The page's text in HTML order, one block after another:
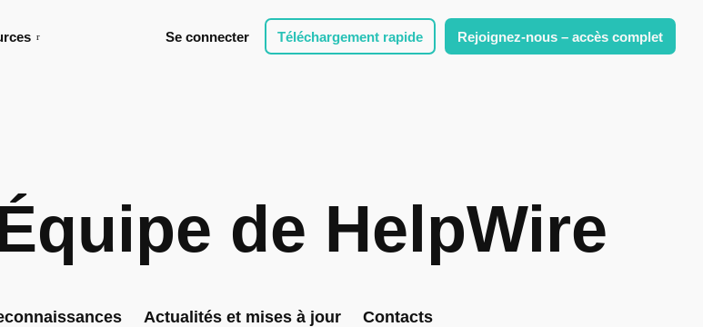
Rejoignez-nous – accès complet
Téléchargement rapide
Se connecter
de HelpWire
Actualités et mises à jour Contacts